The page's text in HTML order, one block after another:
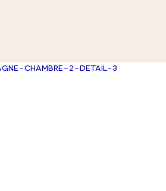
chambre-2-detail-3